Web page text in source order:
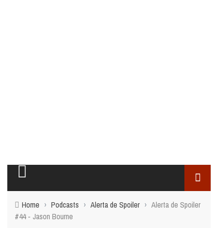
Home › Podcasts › Alerta de Spoiler › Alerta de Spoiler
#44 - Jason Bourne